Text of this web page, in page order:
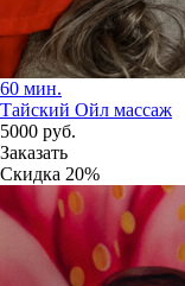
60 мин.
Тайский Ойл массаж
5000 руб.
Заказать
Скидка 20%